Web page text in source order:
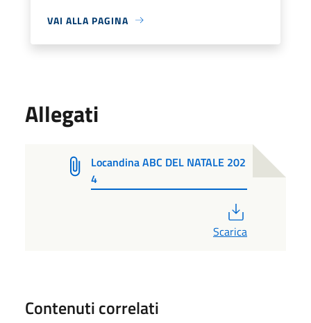
VAI ALLA PAGINA
Allegati
Locandina ABC DEL NATALE 202
4
Scarica
Contenuti correlati